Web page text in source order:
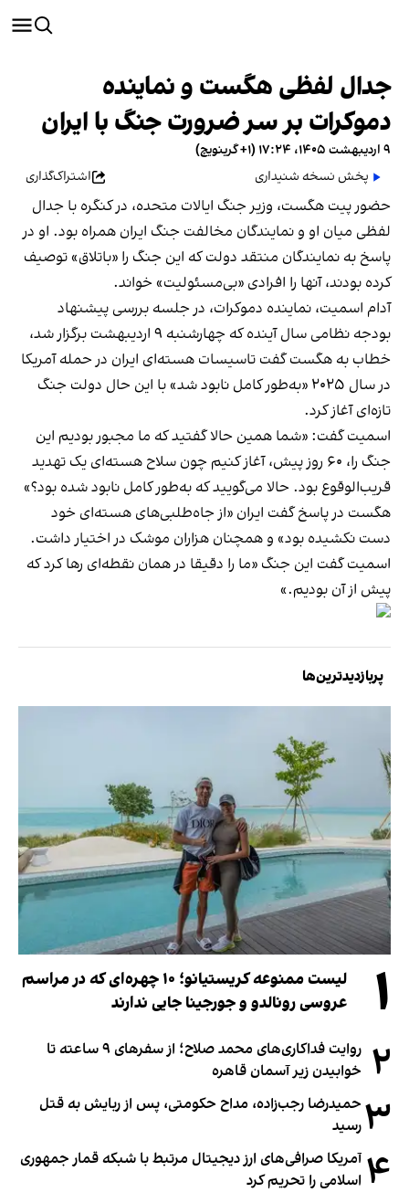
جدال لفظی هگست و نماینده
دموکرات بر سر ضرورت جنگ با ایران
۹ اردیبهشت ۱۴۰۵، ۱۷:۲۴ (‎+۱ گرینویچ)
پخش نسخه شنیداری
اشتراک‌گذاری
حضور پیت هگست، وزیر جنگ ایالات متحده، در کنگره با جدال
لفظی میان او و نمایندگان مخالفت جنگ ایران همراه بود. او در
پاسخ به نمایندگان منتقد دولت که این جنگ را «باتلاق» توصیف
کرده بودند، آنها را افرادی «بی‌مسئولیت» خواند.
آدام اسمیت، نماینده دموکرات، در جلسه بررسی پیشنهاد
بودجه نظامی سال آینده که چهارشنبه ۹ اردیبهشت برگزار شد،
خطاب به هگست گفت تاسیسات هسته‌ای ایران در حمله آمریکا
در سال ۲۰۲۵ «به‌طور کامل نابود شد» با این حال دولت جنگ
تازه‌ای آغاز کرد.
اسمیت گفت: «شما همین حالا گفتید که ما مجبور بودیم این
جنگ را، ۶۰ روز پیش، آغاز کنیم چون سلاح هسته‌ای یک تهدید
قریب‌الوقوع بود. حالا می‌گویید که به‌طور کامل نابود شده بود؟»
هگست در پاسخ گفت ایران «از جاه‌طلبی‌های هسته‌ای خود
دست نکشیده بود» و همچنان هزاران موشک در اختیار داشت.
اسمیت گفت این جنگ «ما را دقیقا در همان نقطه‌ای رها کرد که
پیش از آن بودیم.»
پربازدیدترین‌ها
۱
لیست ممنوعه کریستیانو؛ ۱۰ چهره‌ای که در مراسم
عروسی رونالدو و جورجینا جایی ندارند
۲
روایت فداکاری‌های محمد صلاح؛ از سفرهای ۹ ساعته تا
خوابیدن زیر آسمان قاهره
۳ حمیدرضا رجب‌زاده، مداح حکومتی، پس از ربایش به قتل
رسید
۴ آمریکا صرافی‌های ارز دیجیتال مرتبط با شبکه قمار جمهوری
اسلامی را تحریم کرد